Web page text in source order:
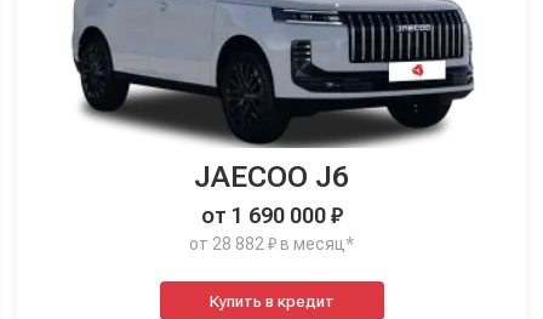
JAECOO J6
от 1 690 000 ₽
от 28 882 ₽ в месяц*
Купить в кредит